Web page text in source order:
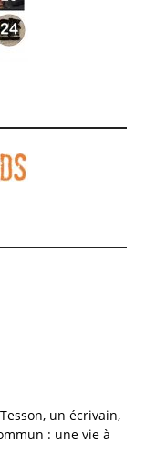
un écrivain,
: une vie à